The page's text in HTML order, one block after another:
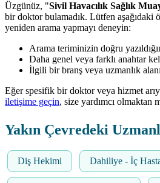
Üzgünüz, "Sivil Havacılık Sağlık
bir doktor bulamadık. Lütfen aşağıdaki
yeniden arama yapmayı deneyin:
Arama teriminizin doğru
Daha genel veya farklı anahtar
İlgili bir branş veya uzmanlık
Eğer spesifik bir doktor veya hizmet
iletişime geçin, size yardımcı olmaktan
Yakın Çevredeki
Diş Hekimi Dahiliye - İç